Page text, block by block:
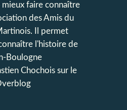
faire connaître
des Amis du
Il permet
l'histoire de
Boulogne
Chochoissur le